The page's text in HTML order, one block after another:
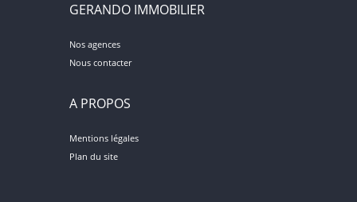
GERANDO IMMOBILIER
Nos agences
Nous contacter
A PROPOS
Mentions légales
Plan du site